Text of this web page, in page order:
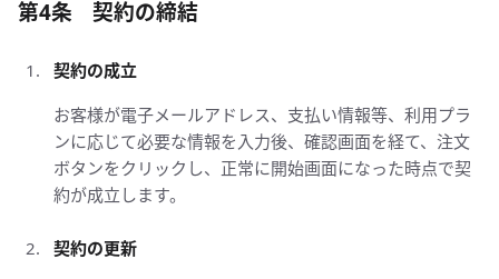
第4条 契約の締結
契約の成立
お客様が電子メールアドレス、支払い情報等、利用プラ
ンに応じて必要な情報を入力後、確認画面を経て、注文
ボタンをクリックし、正常に開始画面になった時点で契
約が成立します。
契約の更新